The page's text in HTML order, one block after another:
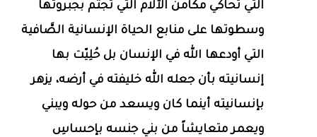
التي تحاكي مكامن الآلام التي تجثم بجبروتها
وسطوتها على منابع الحياة الإنسانية الصَّافية
التي أودعها الله في الإنسان بل حُلِيّت بها
إنسانيته بأن جعله الله خليفته في أرضه، يزهر
بإنسانيته أينما كان ويسعد من حوله ويبني
ويعمر متعايشاً من بني جنسه بإحساسِ